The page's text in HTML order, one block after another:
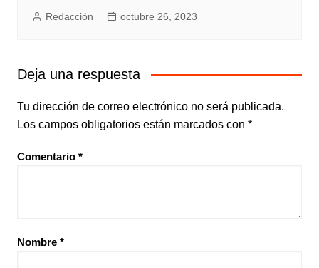
Redacción octubre 26, 2023
Deja una respuesta
Tu dirección de correo electrónico no será publicada.
Los campos obligatorios están marcados con *
Comentario *
Nombre *